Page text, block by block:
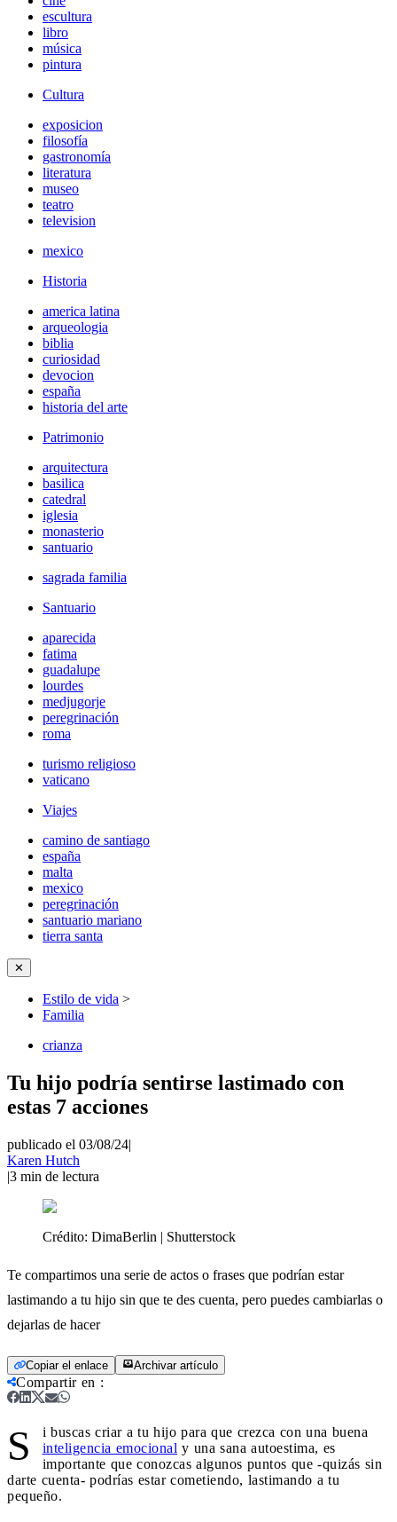
escultura
libro
música
pintura
Cultura
exposicion
filosofía
gastronomía
literatura
museo
teatro
television
mexico
Historia
america latina
arqueologia
biblia
curiosidad
devocion
españa
historia del arte
Patrimonio
arquitectura
basilica
catedral
iglesia
monasterio
santuario
sagrada familia
Santuario
aparecida
fatima
guadalupe
lourdes
medjugorje
peregrinación
roma
turismo religioso
vaticano
Viajes
camino de santiago
españa
malta
mexico
peregrinación
santuario mariano
tierra santa
✕
Estilo de vida >
Familia
crianza
Tu hijo podría sentirse lastimado con
estas 7 acciones
publicado el 03/08/24|
Karen Hutch
|3 min de lectura
Crédito: DimaBerlin | Shutterstock
Te compartimos una serie de actos o frases que podrían estar
lastimando a tu hijo sin que te des cuenta, pero puedes cambiarlas o
dejarlas de hacer
Copiar el enlace Archivar artículo
Compartir en :
S
i buscas criar a tu hijo para que crezca con una buena
inteligencia emocional y una sana autoestima, es
importante que conozcas algunos puntos que -quizás sin
darte cuenta- podrías estar cometiendo, lastimando a tu
pequeño.